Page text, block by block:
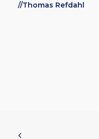
//Thomas Refdahl